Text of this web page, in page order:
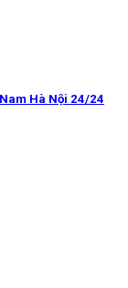
Hà Nội 24/24